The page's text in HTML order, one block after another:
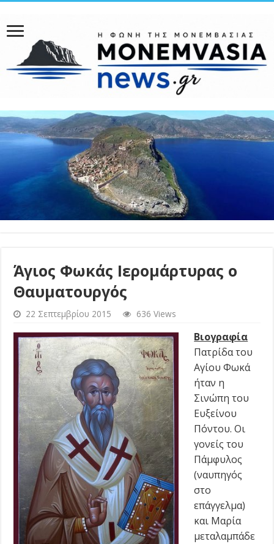
Άγιος Φωκάς Ιερομάρτυρας ο
Θαυματουργός
22 Σεπτεμβρίου 2015 636 Views
Βιογραφία
Πατρίδα του
Αγίου Φωκά
ήταν η
Σινώπη του
Ευξείνου
Πόντου. Οι
γονείς του
Πάμφυλος
(ναυπηγός
στο
επάγγελμα)
και Μαρία
μεταλαμπάδε